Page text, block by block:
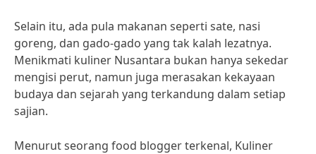
Selain itu, ada pula makanan seperti sate, nasi
goreng, dan gado-gado yang tak kalah lezatnya.
Menikmati kuliner Nusantara bukan hanya sekedar
mengisi perut, namun juga merasakan kekayaan
budaya dan sejarah yang terkandung dalam setiap
sajian.
Menurut seorang food blogger terkenal, Kuliner